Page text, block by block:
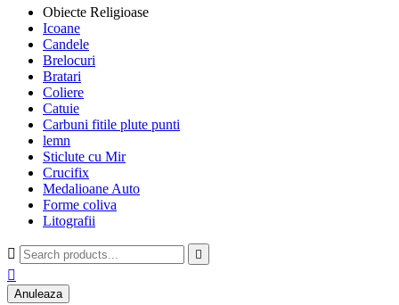
Obiecte Religioase
Icoane
Candele
Brelocuri
Bratari
Coliere
Catuie
Carbuni fitile plute punti
lemn
Sticlute cu Mir
Crucifix
Medalioane Auto
Forme coliva
Litografii
 

Anuleaza